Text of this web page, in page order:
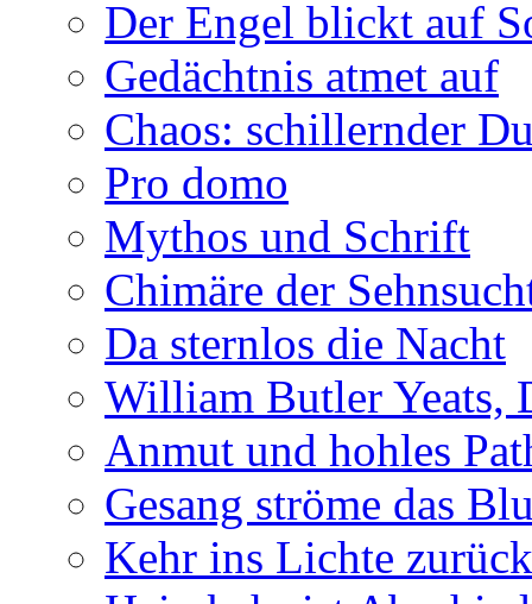
Der Engel blickt auf
Gedächtnis atmet auf
Chaos: schillernder
Pro domo
Mythos und Schrift
Chimäre der
Da sternlos die Nacht
William Butler Yeats,
Anmut und hohles
Gesang ströme das
Kehr ins Lichte zurück